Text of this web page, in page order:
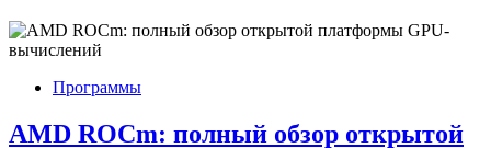
Программы
AMD ROCm: полный обзор открытой